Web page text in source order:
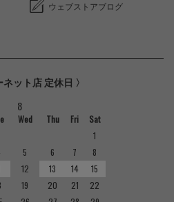
ウェブストアブログ
ネット店 定休日 〉
8
Wed Thu Fri
Sat
1
5 6 7
8
12 13 14
15
19 20 21
22